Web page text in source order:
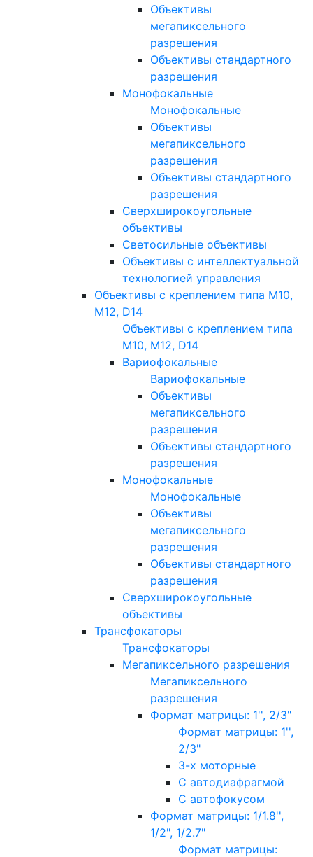
Объективы
мегапиксельного
разрешения
Объективы стандартного
разрешения
Монофокальные
Монофокальные
Объективы
мегапиксельного
разрешения
Объективы стандартного
разрешения
Сверхширокоугольные
объективы
Светосильные объективы
Объективы с интеллектуальной
технологией управления
Объективы с креплением типа M10,
M12, D14
Объективы с креплением типа
M10, M12, D14
Вариофокальные
Вариофокальные
Объективы
мегапиксельного
разрешения
Объективы стандартного
разрешения
Монофокальные
Монофокальные
Объективы
мегапиксельного
разрешения
Объективы стандартного
разрешения
Сверхширокоугольные
объективы
Трансфокаторы
Трансфокаторы
Мегапиксельного разрешения
Мегапиксельного
разрешения
Формат матрицы: 1'', 2/3"
Формат матрицы: 1'',
2/3"
3-х моторные
С автодиафрагмой
С автофокусом
Формат матрицы: 1/1.8'',
1/2", 1/2.7"
Формат матрицы: